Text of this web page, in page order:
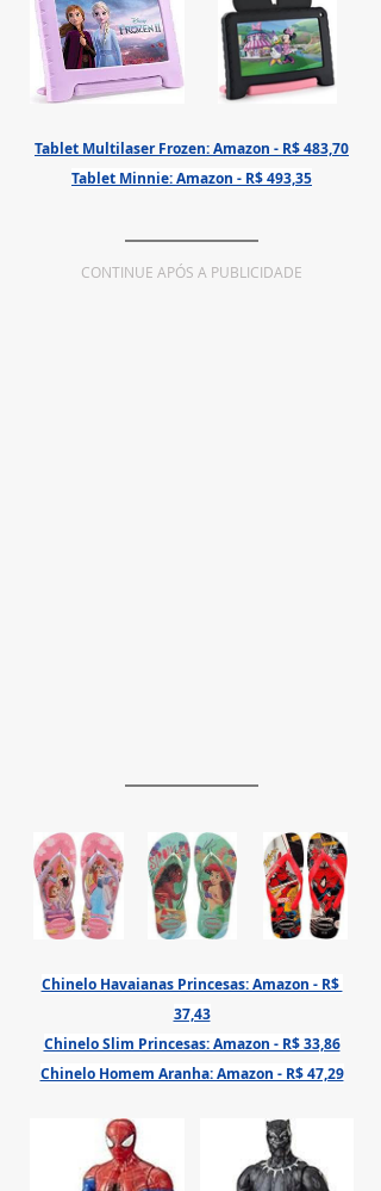
Tablet Multilaser Frozen: Amazon - R$ 483,70
Tablet Minnie: Amazon - R$ 493,35
CONTINUE APÓS A PUBLICIDADE
Chinelo Havaianas Princesas: Amazon - R$
37,43
Chinelo Slim Princesas: Amazon - R$ 33,86
Chinelo Homem Aranha: Amazon - R$ 47,29